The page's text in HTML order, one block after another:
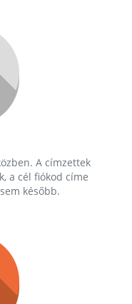
A címzettek
a cél fiókod címe
később.